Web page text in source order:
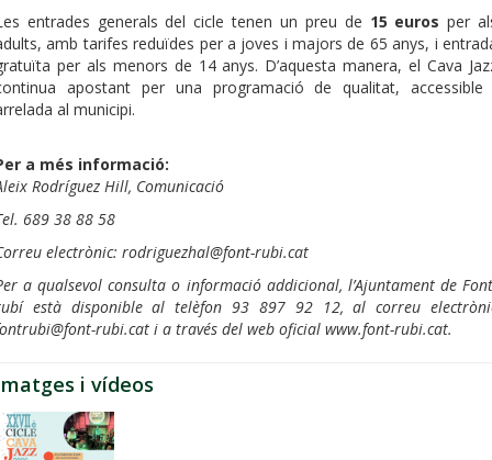
entrades generals del cicle tenen un preu de 15 euros per
amb tarifes reduïdes per a joves i majors de 65 anys, i
per als menors de 14 anys. D’aquesta manera, el Cava
apostant per una programació de qualitat, accessible
al municipi.
a més informació:
Rodríguez Hill, Comunicació
689 38 88 58
electrònic: rodriguezhal@font-rubi.cat
a qualsevol consulta o informació addicional, l’Ajuntament de
està disponible al telèfon 93 897 92 12, al correu
rubi.cat i a través del web oficial www.font-rubi.cat.
i vídeos